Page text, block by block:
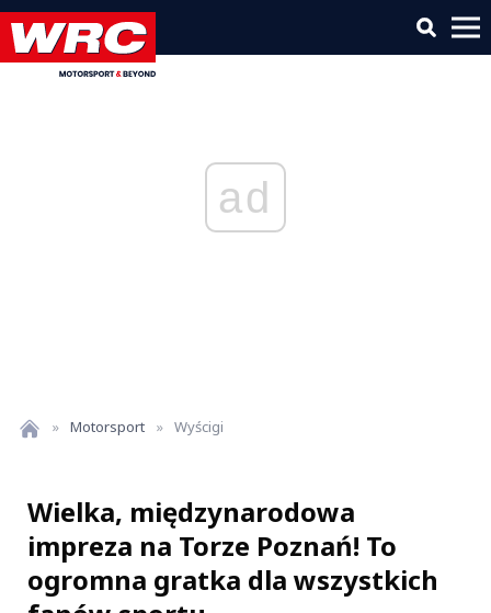
ad
» Motorsport » Wyścigi
Wielka, międzynarodowa
impreza na Torze Poznań! To
ogromna gratka dla wszystkich